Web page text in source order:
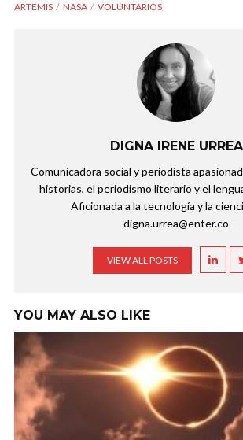
ARTEMIS NASA VOLUNTARIOS
DIGNA IRENE URREA
Comunicadora social y periodista
historias, el periodismo literario y el
Aficionada a la tecnología y la
digna.urrea@enter.co
VIEW ALL POSTS
YOU MAY ALSO LIKE